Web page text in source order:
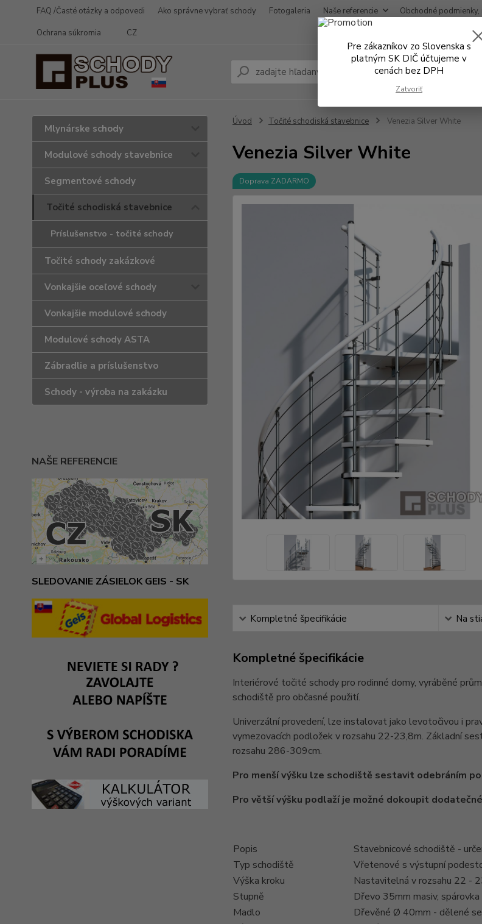
FAQ /Časté otázky a odpovedi Ako správne vybrať schody Fotogaleria Naše referencie Obchodné podmienky,
Ochrana súkromia
CZ
Hľadať
Mlynárske schody
Modulové schody stavebnice
Segmentové schody
Točité schodiská stavebnice
Príslušenstvo - točité schody
Točité schody zakázkové
Vonkajšie oceľové schody
Vonkajšie modulové schody
Modulové schody ASTA
Zábradlie a príslušenstvo
Schody - výroba na zakázku
NAŠE REFERENCIE
SLEDOVANIE ZÁSIELOK GEIS - SK
Úvod Točité schodiská stavebnice Venezia Silver White
Venezia Silver White
Doprava ZADARMO
Kompletné špecifikácie Na
Kompletné špecifikácie
Interiérové točité schody pro rodinné domy, vyráběné
schodiště pro občasné použití.
Univerzální provedení, lze instalovat jako levotočivou i
vymezovacích podložek v rozsahu 22-23,8m. Základní
rozsahu 286-309cm.
Pro menší výšku lze schodiště sestavit odebráním
Pro větší výšku podlaží je možné dokoupit
Popis
Stavebnicové schodiště -
Typ schodiště
Vřetenové s výstupní
Výška kroku
Nastavitelná v rozsahu 22 -
Stupně
Dřevo 35mm masiv,
Madlo
Dřevěné Ø 40mm - dělené
Pre zákazníkov zo Slovenska s
platným SK DIČ účtujeme v
cenách bez DPH
Zatvoriť